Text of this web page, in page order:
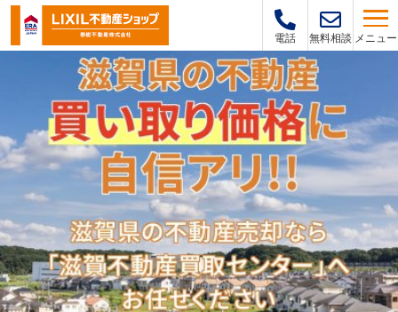
電話 無料相談 メニュー